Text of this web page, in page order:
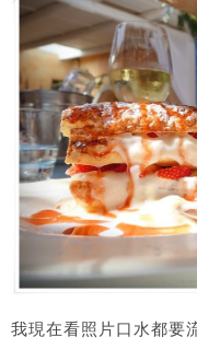
我現在看照片口水都要